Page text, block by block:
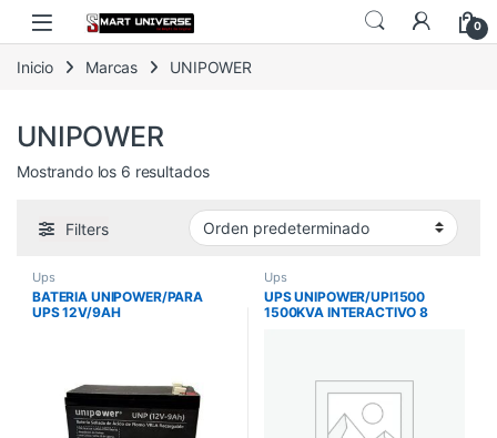
Skip to navigation
Skip to content
0
Inicio Marcas UNIPOWER
UNIPOWER
Mostrando los 6 resultados
Filters
Ups
BATERIA UNIPOWER/PARA
UPS 12V/9AH
Ups
UPS UNIPOWER/UPI1500
1500KVA INTERACTIVO 8